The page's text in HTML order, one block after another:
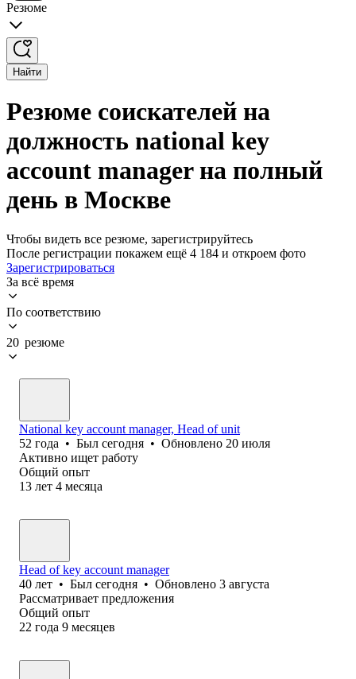
Резюме
Найти
Резюме соискателей на
должность national key
account manager на полный
день в Москве
Чтобы видеть все резюме, зарегистрируйтесь
После регистрации покажем ещё 4 184 и откроем фото
Зарегистрироваться
За всё время
По соответствию
20 резюме
National key account manager, Head of unit
52 года • Был сегодня • Обновлено 20 июля
Активно ищет работу
Общий опыт
13 лет 4 месяца
Head of key account manager
40 лет • Был сегодня • Обновлено 3 августа
Рассматривает предложения
Общий опыт
22 года 9 месяцев